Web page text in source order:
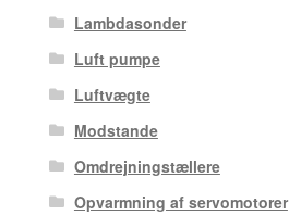
Lambdasonder
Luft pumpe
Luftvægte
Modstande
Omdrejningstællere
Opvarmning af servomotorer